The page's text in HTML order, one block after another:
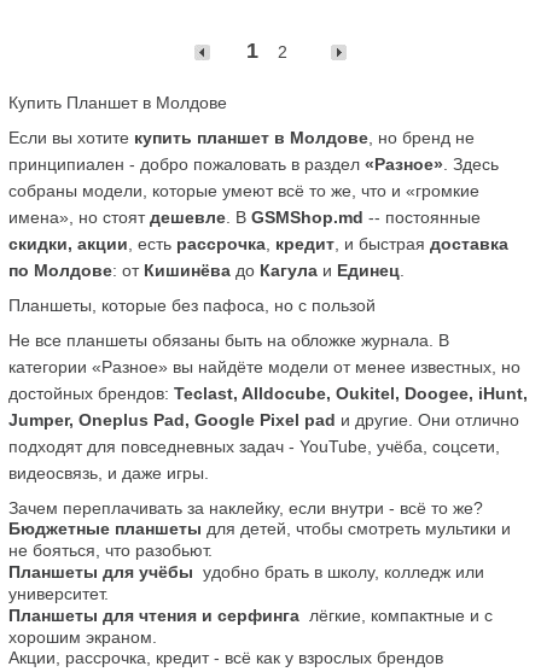
1 2
Купить Планшет в Молдове
Если вы хотите купить планшет в Молдове , но бренд не
принципиален - добро пожаловать в раздел «Разное» . Здесь
собраны модели, которые умеют всё то же, что и «громкие
имена», но стоят дешевле . В GSMShop.md
скидки, акции , есть рассрочка кредит , и быстрая доставка
по Молдове: от Кишинёва до Кагула и Единец
Планшеты, которые без пафоса, но с пользой
Не все планшеты обязаны быть на обложке журнала. В
категории «Разное» вы найдёте модели от менее известных, но
достойных брендов: Teclast, Alldocube, Oukitel, Doogee, iHunt,
Jumper, Oneplus Pad, Google Pixel pad и другие. Они отлично
подходят для повседневных задач - YouTube, учёба, соцсети,
видеосвязь, и даже игры.
Зачем переплачивать за наклейку, если внутри - всё то же?
Бюджетные планшеты для детей, чтобы смотреть мультики и
не бояться, что разобьют.
Планшеты для учёбы
  удобно брать в школу, колледж или
университет.
Планшеты для чтения и серфинга
  лёгкие, компактные и с
хорошим экраном.
Акции, рассрочка, кредит - всё как у взрослых брендов